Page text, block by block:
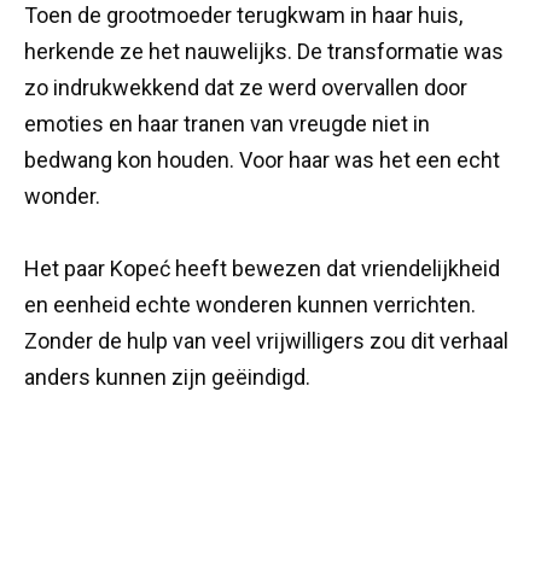
Toen de grootmoeder terugkwam in haar huis,
herkende ze het nauwelijks. De transformatie was
zo indrukwekkend dat ze werd overvallen door
emoties en haar tranen van vreugde niet in
bedwang kon houden. Voor haar was het een echt
wonder.
Het paar Kopeć heeft bewezen dat vriendelijkheid
en eenheid echte wonderen kunnen verrichten.
Zonder de hulp van veel vrijwilligers zou dit verhaal
anders kunnen zijn geëindigd.